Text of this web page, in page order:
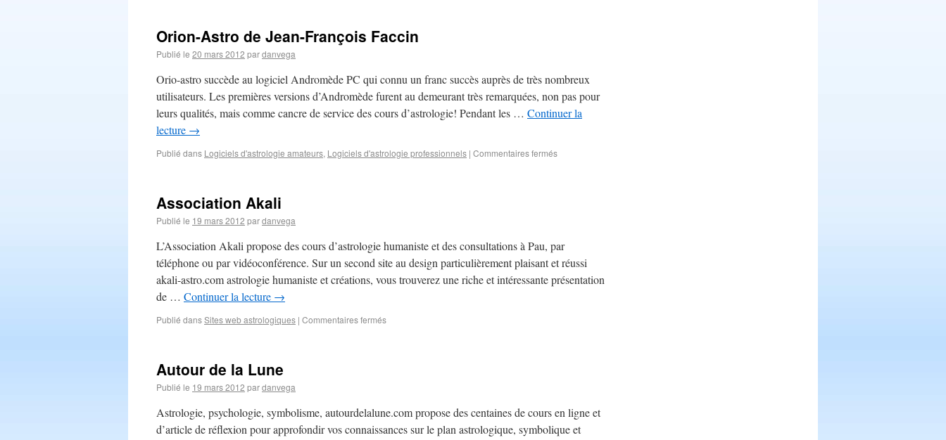
Orion-Astro de Jean-François Faccin
Publié le 20 mars 2012 pardanvega
Orio-astro succède au logiciel Andromède PC qui connu un franc succès auprès de très nombreux
utilisateurs. Les premières versions d’Andromède furent au demeurant très remarquées, non pas pour
leurs qualités, mais comme cancre de service des cours d’astrologie! Pendant les … Continuer la
lecture →
Publié dans Logiciels d'astrologie amateurs, Logiciels d'astrologie professionnels | Commentaires fermés
Association Akali
Publié le 19 mars 2012 pardanvega
L’Association Akali propose des cours d’astrologie humaniste et des consultations à Pau, par
téléphone ou par vidéoconférence. Sur un second site au design particulièrement plaisant et réussi
akali-astro.com astrologie humaniste et créations, vous trouverez une riche et intéressante présentation
de … Continuer la lecture →
Publié dansSites web astrologiques | Commentaires fermés
Autour de la Lune
Publié le 19 mars 2012 pardanvega
Astrologie, psychologie, symbolisme, autourdelalune.com propose des centaines de cours en ligne et
d’article de réflexion pour approfondir vos connaissances sur le plan astrologique, symbolique et